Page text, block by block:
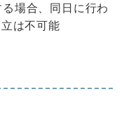
場合、同日に行わ
は不可能